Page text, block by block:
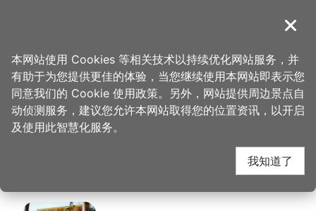
導覽
首页 > 想去的地方 > 美食、购物 > JoinHouse 大溪x好室 好室咖啡
JoinHouse 大溪x好室
好室咖啡 周边店家
关闭
本网站使用 Cookies 等相关技术以持续优化网站服务，并
有助于为您提供更佳的体验，当您继续使用本网站即表示您
同意我们的 Cookie 使用政策。另外，网站提供周边景点自
动侦测服务，建议您允许本网站取得您的位置资讯，以开启
及使用此智慧化服务。
我知道了